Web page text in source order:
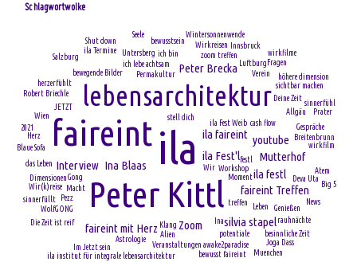
Schlagwortwolke
ila
Peter Kittl
faireint
lebensarchitektur
ila Fest'l
Ina Blaas
ila faireint
Zoom
Peter Brecka
faireint mit Herz
ila festl
Mutterhof
Interview
youtube
silvia stapel
faireint Treffen
cash flow
bewegende Bilder
stell dich
ich lebe achtsam
JETZT
Veranstaltungen
Workshop
potentiale
ila Fest
Allgäu
zoom treffen
Dimensionen
Gespräche
Robert Briechle
Permakultur
Untersberg
Pezz
Verein
Leben
bewusstsein
treffen
Astrologie
ila institut für integrale lebensarchitektur
bewusst faireint
awake2paradise
ila Termine
Moment
Genießen
Deine Zeit
das Leben
Im Jetzt sein
Breitenbrunn
Wir(k)reise
Atem
Klang
Gong
WolfGONG
Deva Uta
Blaue Sofa
News
sichtbar machen
Wien
Wintersonnenwende
besinnliche Zeit
Wirkreisen
Luftburg
Prater
wirkfilme
Innsbruck
Seele
wirkfilm
ich bin
herzerfühlt
Fragen
Alien
Macht
Die Zeit ist reif
Shut down
Joga Dass
festl
Salzburg
höhere dimension
rauhnächte
2021
Big 5
sinnerfüllt
sinnerfühl
Herz
Wir
Weib
Ina
Muenchen